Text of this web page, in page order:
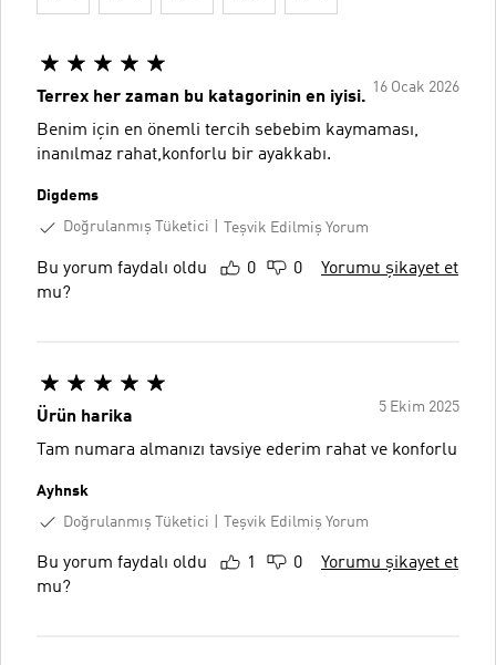
16 Ocak 2026
Terrex her zaman bu katagorinin en iyisi.
Benim için en önemli tercih sebebim kaymaması,
inanılmaz rahat,konforlu bir ayakkabı.
Digdems
Doğrulanmış Tüketici
Teşvik Edilmiş Yorum
Bu yorum faydalı oldu
mu?
0 0 Yorumu şikayet et
5 Ekim 2025
Ürün harika
Tam numara almanızı tavsiye ederim rahat ve konforlu
Ayhnsk
Doğrulanmış Tüketici
Teşvik Edilmiş Yorum
Bu yorum faydalı oldu
mu?
1 0 Yorumu şikayet et